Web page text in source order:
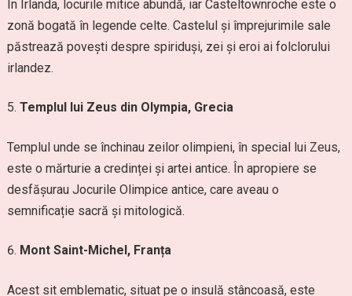
În Irlanda, locurile mitice abundă, iar Casteltownroche este o
zonă bogată în legende celte. Castelul și împrejurimile sale
păstrează povești despre spiriduși, zei și eroi ai folclorului
irlandez.
Templul lui Zeus din Olympia, Grecia
Templul unde se închinau zeilor olimpieni, în special lui Zeus,
este o mărturie a credinței și artei antice. În apropiere se
desfășurau Jocurile Olimpice antice, care aveau o
semnificație sacră și mitologică.
Mont Saint-Michel, Franța
Acest sit emblematic, situat pe o insulă stâncoasă, este